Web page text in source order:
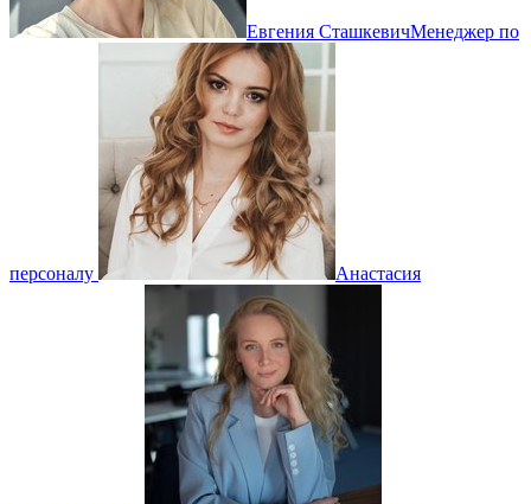
Евгения СташкевичМенеджер по
персоналу Анастасия